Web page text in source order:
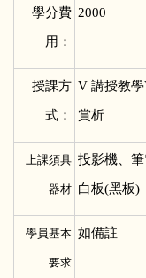
學分費
用：
2000
授課方
式：
V 講授教
賞析
上課須具
器材
投影機、
白板(黑板)
學員基本
要求
如備註